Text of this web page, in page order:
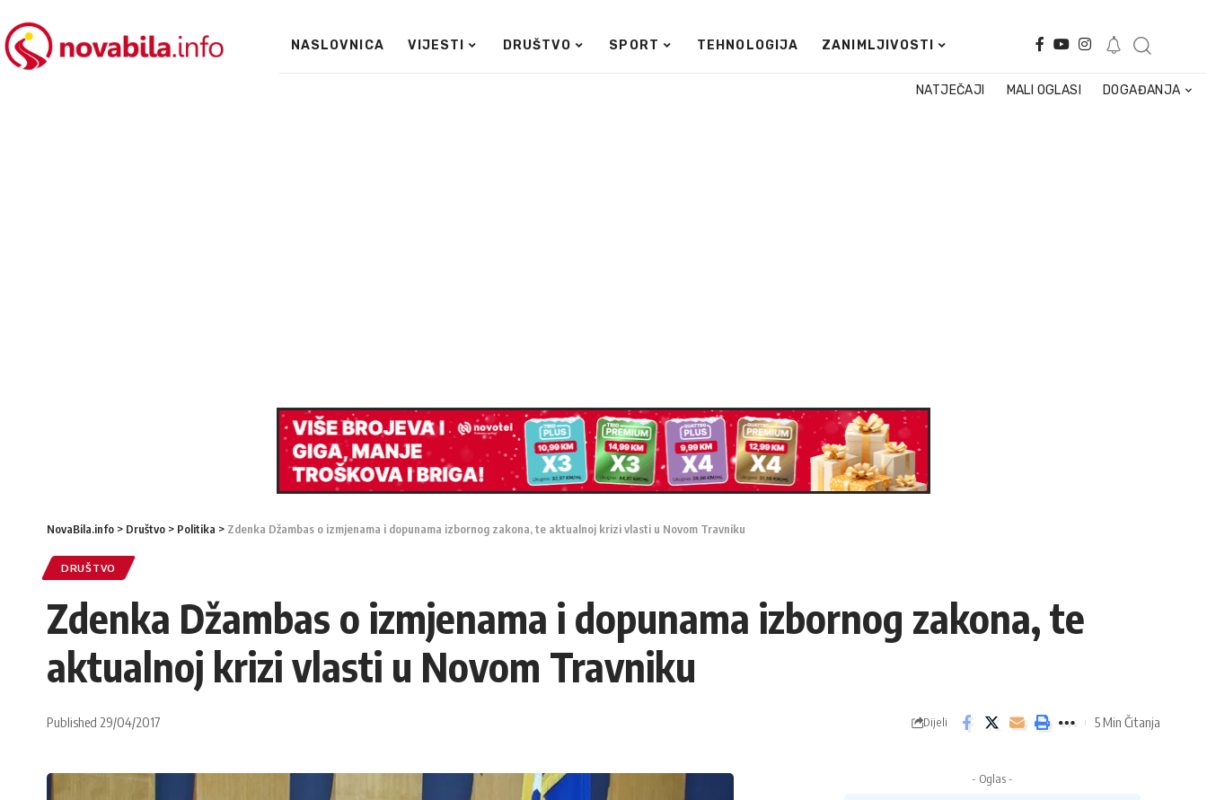
NASLOVNICA VIJESTI DRUŠTVO SPORT TEHNOLOGIJA ZANIMLJIVOSTI
NATJEČAJI MALI OGLASI DOGAĐANJA
NovaBila.info > Društvo > Politika > Zdenka Džambas o izmjenama i dopunama izbornog zakona, te aktualnoj krizi vlasti u Novom Travniku
DRUŠTVO
Zdenka Džambas o izmjenama i dopunama izbornog zakona, te
aktualnoj krizi vlasti u Novom Travniku
Published 29/04/2017 Dijeli 5 Min Čitanja
- Oglas -